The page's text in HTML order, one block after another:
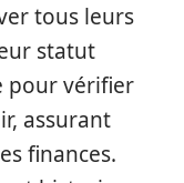
tous leurs
statut
pour vérifier
assurant
finances.